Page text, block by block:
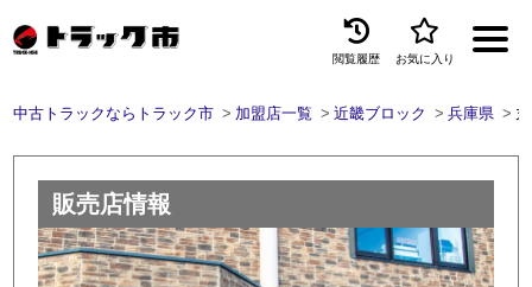
トラック買取
トラック市とは
閲覧履歴 お気に入り
中古トラックならトラック市 加盟店一覧 近畿ブロック 兵庫県
販売店情報